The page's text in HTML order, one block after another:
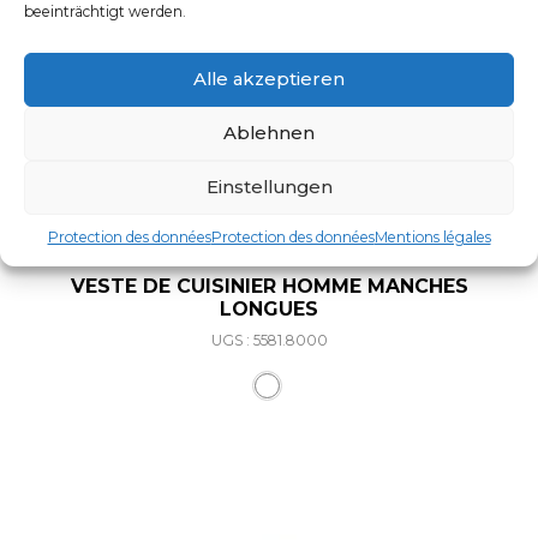
beeinträchtigt werden.
Alle akzeptieren
Ablehnen
Einstellungen
Protection des donnéesProtection des donnéesMentions légales
VESTE DE CUISINIER HOMME MANCHES
LONGUES
UGS : 5581.8000